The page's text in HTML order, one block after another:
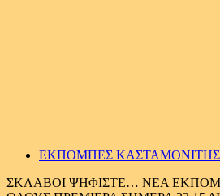
ΕΚΠΟΜΠΕΣ ΚΑΣΤΑΜΟΝΙΤΗΣ
ΣΚΛΑΒΟΙ ΨΗΦΙΣΤΕ… ΝΕΑ